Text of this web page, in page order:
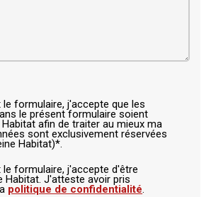
le formulaire, j'accepte que les
le présent formulaire soient
afin de traiter au mieux ma
sont exclusivement réservées
Habitat)*.
le formulaire, j'accepte d'être
Habitat. J'atteste avoir pris
politique de confidentialité.